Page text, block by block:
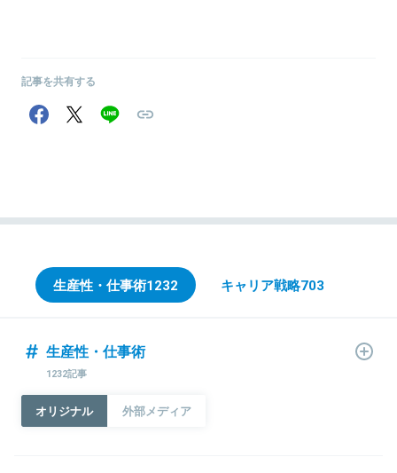
記事を共有する
生産性・仕事術1232 キャリア戦略703
生産性・仕事術
1232記事
オリジナル 外部メディア